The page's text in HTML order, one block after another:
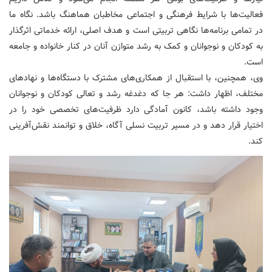
فعالیت‌ها با شرایط فرهنگی و اجتماعی مخاطبان هماهنگ باشد. نگاه ما
در تمامی برنامه‌ها نگاهی تربیتی است و هدف اصلی، ارائه خدماتی اثرگذار
به کودکان و نوجوانان و کمک به رشد متوازن آنان در کنار خانواده و جامعه
است.
وی، همچنین، با استقبال از همکاری‌های مشترک با دستگاه‌ها و نهادهای
مختلف، اظهار داشت: هر جا که دغدغه رشد و تعالی کودکان و نوجوانان
وجود داشته باشد، کانون آمادگی دارد ظرفیت‌های تخصصی خود را در
اختیار قرار دهد و در مسیر تربیت نسلی آگاه، خلاق و توانمند نقش‌آفرینی
کند.